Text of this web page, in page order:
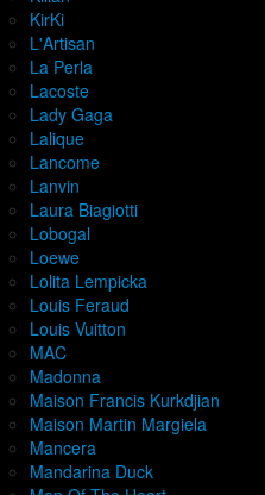
KirKi
L'Artisan
La Perla
Lacoste
Lady Gaga
Lalique
Lancome
Lanvin
Laura Biagiotti
Lobogal
Loewe
Lolita Lempicka
Louis Feraud
Louis Vuitton
MAC
Madonna
Maison Francis Kurkdjian
Maison Martin Margiela
Mancera
Mandarina Duck